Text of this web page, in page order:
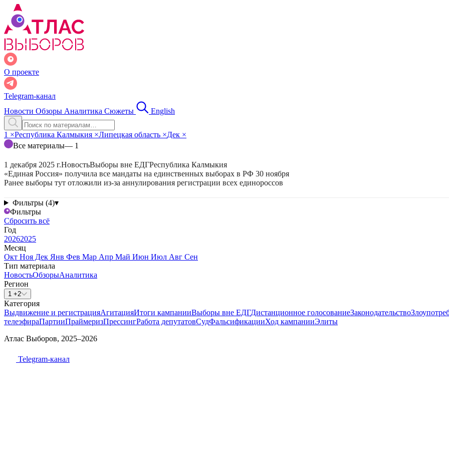
О проекте
Telegram-канал
Новости Обзоры Аналитика Сюжеты English
1 ×Республика Калмыкия ×Липецкая область ×Дек ×
Все материалы— 1
1 декабря 2025 г.НовостьВыборы вне ЕДГРеспублика Калмыкия
«Единая Россия» получила все мандаты на единственных выборах в РФ 30 ноября
Ранее выборы тут отложили из-за аннулирования регистрации всех единороссов
Фильтры (4)▾
Фильтры
Сбросить всё
Год
20262025
Месяц
Окт Ноя Дек Янв Фев Мар Апр Май Июн Июл Авг Сен
Тип материала
НовостьОбзорыАналитика
Регион
1 +2
Категория
Выдвижение и регистрацияАгитацияИтоги кампанииВыборы вне ЕДГДистанционное голосованиеЗаконодательство
телеэфираПартииПраймеризПрессингРабота депутатовСудФальсификацииХод кампанииЭлиты
Атлас Выборов, 2025–2026
Telegram-канал